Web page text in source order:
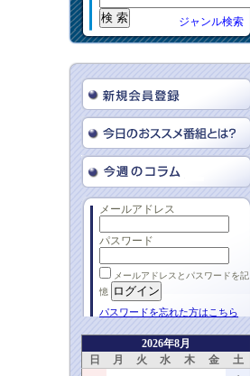
ジャンル検索
メールアドレス
パスワード
メールアドレスとパスワードを記
憶
パスワードを忘れた方はこちら
2026年8月
日
月 火 水 木 金
土